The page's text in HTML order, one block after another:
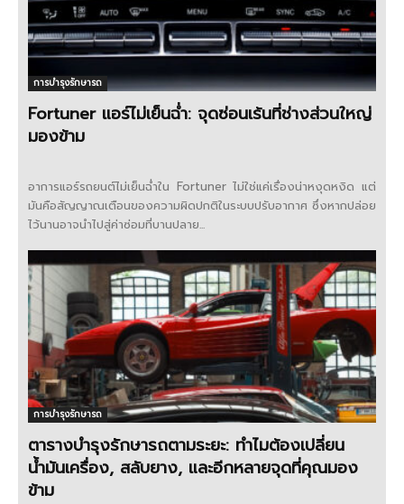
การบำรุงรักษารถ
Fortuner แอร์ไม่เย็นฉ่ำ: จุดซ่อนเร้นที่ช่างส่วนใหญ่
มองข้าม
อาการแอร์รถยนต์ไม่เย็นฉ่ำใน Fortuner ไม่ใช่แค่เรื่องน่าหงุดหงิด แต่
มันคือสัญญาณเตือนของความผิดปกติในระบบปรับอากาศ ซึ่งหากปล่อย
ไว้นานอาจนำไปสู่ค่าซ่อมที่บานปลาย...
การบำรุงรักษารถ
ตารางบำรุงรักษารถตามระยะ: ทำไมต้องเปลี่ยน
น้ำมันเครื่อง, สลับยาง, และอีกหลายจุดที่คุณมอง
ข้าม